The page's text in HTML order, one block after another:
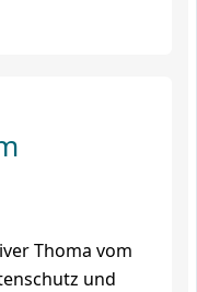
Thoma vom
und